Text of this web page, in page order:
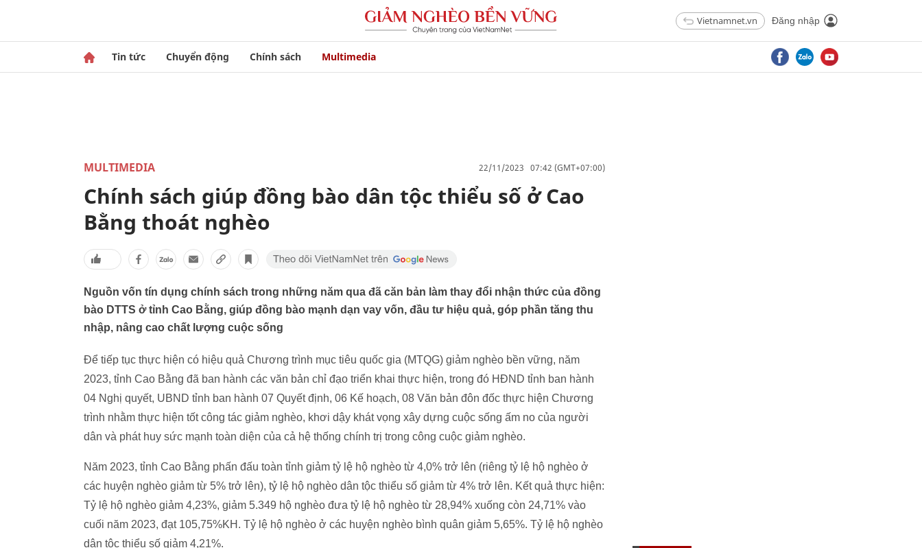
Vietnamnet.vn Đăng nhập
Tin tức Chuyển động Chính sách Multimedia
MULTIMEDIA 22/11/2023 07:42 (GMT+07:00)
Chính sách giúp đồng bào dân tộc thiểu số ở Cao
Bằng thoát nghèo
Nguồn vốn tín dụng chính sách trong những năm qua đã căn bản làm thay đổi nhận thức của đồng
bào DTTS ở tỉnh Cao Bằng, giúp đồng bào mạnh dạn vay vốn, đầu tư hiệu quả, góp phần tăng thu
nhập, nâng cao chất lượng cuộc sống
Để tiếp tục thực hiện có hiệu quả Chương trình mục tiêu quốc gia (MTQG) giảm nghèo bền vững, năm
2023, tỉnh Cao Bằng đã ban hành các văn bản chỉ đạo triển khai thực hiện, trong đó HĐND tỉnh ban hành
04 Nghị quyết, UBND tỉnh ban hành 07 Quyết định, 06 Kế hoạch, 08 Văn bản đôn đốc thực hiện Chương
trình nhằm thực hiện tốt công tác giảm nghèo, khơi dậy khát vọng xây dựng cuộc sống ấm no của người
dân và phát huy sức mạnh toàn diện của cả hệ thống chính trị trong công cuộc giảm nghèo.
Năm 2023, tỉnh Cao Bằng phấn đấu toàn tỉnh giảm tỷ lệ hộ nghèo từ 4,0% trở lên (riêng tỷ lệ hộ nghèo ở
các huyện nghèo giảm từ 5% trở lên), tỷ lệ hộ nghèo dân tộc thiểu số giảm từ 4% trở lên. Kết quả thực hiện:
Tỷ lệ hộ nghèo giảm 4,23%, giảm 5.349 hộ nghèo đưa tỷ lệ hộ nghèo từ 28,94% xuống còn 24,71% vào
cuối năm 2023, đạt 105,75%KH. Tỷ lệ hộ nghèo ở các huyện nghèo bình quân giảm 5,65%. Tỷ lệ hộ nghèo
dân tộc thiểu số giảm 4,21%.